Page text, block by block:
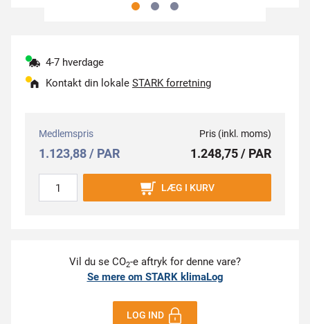
4-7 hverdage
Kontakt din lokale STARK forretning
Medlemspris
1.123,88 / PAR
Pris (inkl. moms)
1.248,75 / PAR
LÆG I KURV
Vil du se CO2-e aftryk for denne vare?
Se mere om STARK klimaLog
LOG IND